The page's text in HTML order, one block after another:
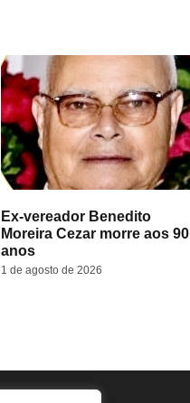
Ex-vereador Benedito
Moreira Cezar morre aos 90
anos
1 de agosto de 2026